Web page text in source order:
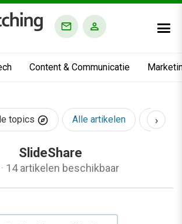
Content & Communicatie
topics Alle artikelen AI &
›
SlideShare
· 14 artikelen beschikbaar